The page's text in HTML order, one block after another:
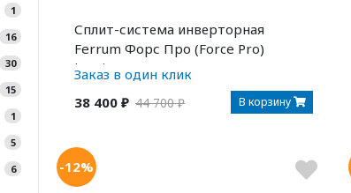
1
16
30
15
1
5
6
Сплит-система инверторная
Ferrum Форс Про (Force Pro)
iFIS/iFOS12F2C
Заказ в один клик
38 400 ₽ 44 700 ₽ В корзину
-12%